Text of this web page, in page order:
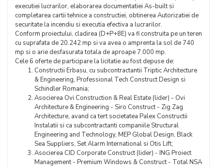
executiei lucrarilor, elaborarea documentatiei As-built si
completarea cartii tehnice a constructiei, obtinerea Autorizatiei de
securitate la incendiu si executia efectiva a lucrarilor.
Conform proiectului, cladirea (D+P+8E) va fi construita pe un teren
cu suprafata de 20.242 mp si va avea o amprenta la sol de 740
mp si o arie desfasurata totala de aproape 7.000 mp.
Cele 6 oferte de participare la licitatie au fost depuse de:
Constructii Erbasu, cu subcontractantii Triptic Architecture
& Engineering, Professional Tech Construct Design si
Schindler Romania;
Asocierea Ovi Construction & Real Estate (lider) - Ovi
Architecture & Engineering - Siro Construct - Zig Zag
Architecture, avand ca tert societatea Palex Constructii
Instalatii si ca subcontractanti companiile Structural
Engineering and Technology, MEP Global Design, Black
Sea Suppliers, Set Alarm International si Otis Lift;
Asocierea CID Corporate Construct (lider) - ING Proiect
Management - Premium Windows & Construct - Total NSA